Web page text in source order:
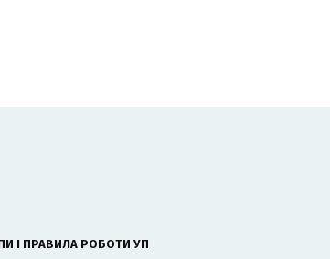
І ПРАВИЛА РОБОТИ УП